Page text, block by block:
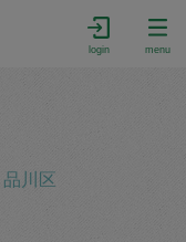
login menu
品川区